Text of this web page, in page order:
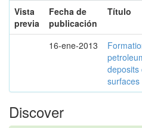
Vista
previa
Fecha de
publicación
Título
16-ene-2013
deposits
surfaces
Discover